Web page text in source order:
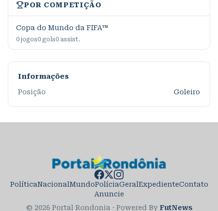
POR COMPETIÇÃO
Copa do Mundo da FIFA™
0 jogos0 gols0 assist.
Informações
Posição
Goleiro
PolíticaNacionalMundoPolíciaGeralExpedienteContato
Anuncie
© 2026 Portal Rondonia · Powered By FutNews